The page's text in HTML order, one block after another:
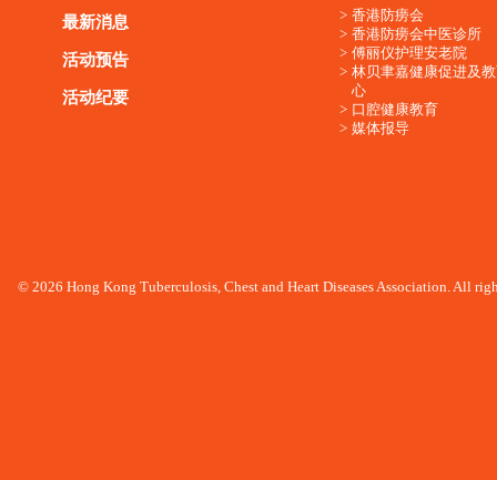
最新消息
活动预告
活动纪要
香港防痨会
香港防痨会中医诊所
傅丽仪护理安老院
林贝聿嘉健康促进及
心
口腔健康教育
媒体报导
© 2026 Hong Kong Tuberculosis, Chest and Heart Diseases Association. All